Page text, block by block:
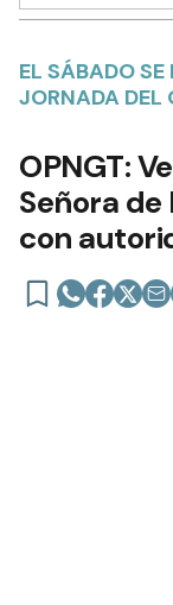
EL SÁBADO
JORNADA DEL
OPNGT:
Señora
con